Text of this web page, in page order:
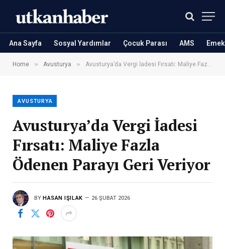
Ana Sayfa Sosyal Yardımlar Çocuk Parası AMS
Home » Avusturya » Avusturya’da Vergi İadesi Fırsatı: Maliye Fazla Ödenen Parayı Geri Veriyor
AVUSTURYA
Avusturya’da Vergi İadesi
Fırsatı: Maliye Fazla
Ödenen Parayı Geri Veriyor
BY HASAN IŞILAK 26 ŞUBAT 2026